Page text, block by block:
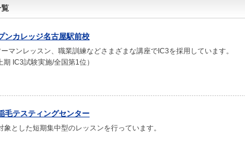
ンカレッジ名古屋駅前校
マンレッスン、職業訓練などさまざまな講座でIC3を採用しています。
期 IC3試験実施/全国第1位）
毛テスティングセンター
象とした短期集中型のレッスンを行っています。